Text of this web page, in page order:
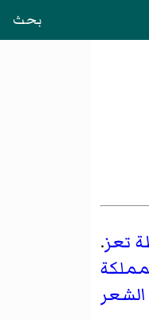
بحث
تعز.
الشعر